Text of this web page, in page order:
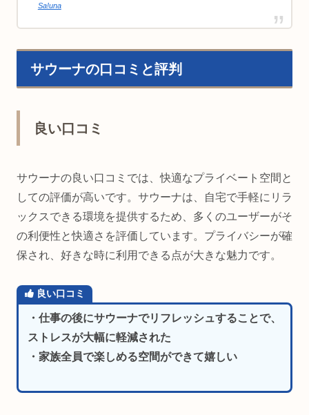
Sa!una
サウーナの口コミと評判
良い口コミ
サウーナの良い口コミでは、快適なプライベート空間と
しての評価が高いです。サウーナは、自宅で手軽にリラ
ックスできる環境を提供するため、多くのユーザーがそ
の利便性と快適さを評価しています。プライバシーが確
保され、好きな時に利用できる点が大きな魅力です。
良い口コミ
・仕事の後にサウーナでリフレッシュすることで、
ストレスが大幅に軽減された
・家族全員で楽しめる空間ができて嬉しい